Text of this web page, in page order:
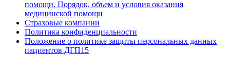
помощи. Порядок, объем и условия оказания
медицинской помощи
Страховые компании
Политика конфиденциальности
Положение о политике защиты персональных данных
пациентов ДГП15